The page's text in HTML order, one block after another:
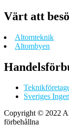
Värt att
Altomteknik
Altombyen
Sveriges
Copyright © 2022
förbehållna